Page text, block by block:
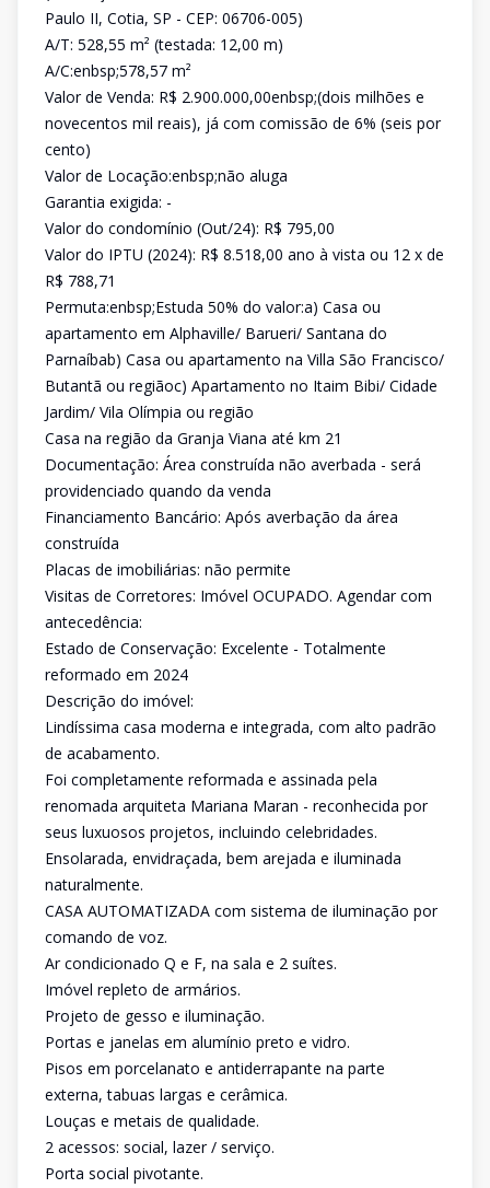
Paulo II, Cotia, SP - CEP: 06706-005)
A/T: 528,55 m² (testada: 12,00 m)
A/C:enbsp;578,57 m²
Valor de Venda: R$ 2.900.000,00enbsp;(dois milhões e
novecentos mil reais), já com comissão de 6% (seis por
cento)
Valor de Locação:enbsp;não aluga
Garantia exigida: -
Valor do condomínio (Out/24): R$ 795,00
Valor do IPTU (2024): R$ 8.518,00 ano à vista ou 12 x de
R$ 788,71
Permuta:enbsp;Estuda 50% do valor:a) Casa ou
apartamento em Alphaville/ Barueri/ Santana do
Parnaíbab) Casa ou apartamento na Villa São Francisco/
Butantã ou regiãoc) Apartamento no Itaim Bibi/ Cidade
Jardim/ Vila Olímpia ou região
Casa na região da Granja Viana até km 21
Documentação: Área construída não averbada - será
providenciado quando da venda
Financiamento Bancário: Após averbação da área
construída
Placas de imobiliárias: não permite
Visitas de Corretores: Imóvel OCUPADO. Agendar com
antecedência:
Estado de Conservação: Excelente - Totalmente
reformado em 2024
Descrição do imóvel:
Lindíssima casa moderna e integrada, com alto padrão
de acabamento.
Foi completamente reformada e assinada pela
renomada arquiteta Mariana Maran - reconhecida por
seus luxuosos projetos, incluindo celebridades.
Ensolarada, envidraçada, bem arejada e iluminada
naturalmente.
CASA AUTOMATIZADA com sistema de iluminação por
comando de voz.
Ar condicionado Q e F, na sala e 2 suítes.
Imóvel repleto de armários.
Projeto de gesso e iluminação.
Portas e janelas em alumínio preto e vidro.
Pisos em porcelanato e antiderrapante na parte
externa, tabuas largas e cerâmica.
Louças e metais de qualidade.
2 acessos: social, lazer / serviço.
Porta social pivotante.